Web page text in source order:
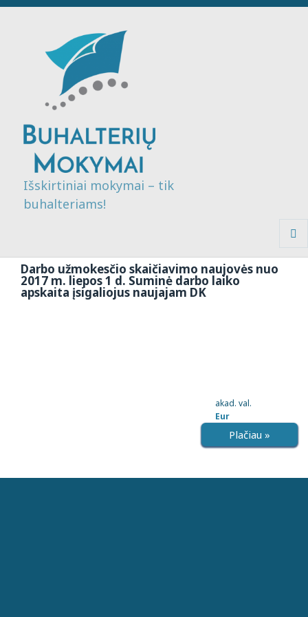
Išskirtiniai mokymai – tik
buhalteriams!
Darbo užmokesčio skaičiavimo naujovės nuo
2017 m. liepos 1 d. Suminė darbo laiko
apskaita įsigaliojus naujajam DK
akad. val.
Eur
Plačiau »